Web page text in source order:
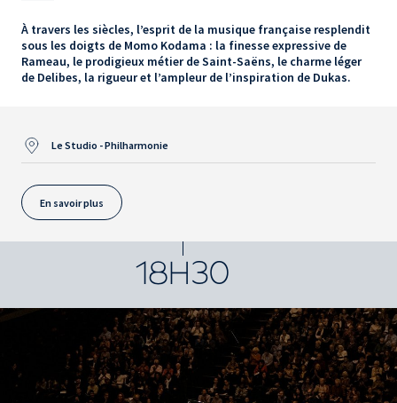
À travers les siècles, l’esprit de la musique française resplendit
sous les doigts de Momo Kodama : la finesse expressive de
Rameau, le prodigieux métier de Saint-Saëns, le charme léger
de Delibes, la rigueur et l’ampleur de l’inspiration de Dukas.
Le Studio - Philharmonie
En savoir plus
18H30